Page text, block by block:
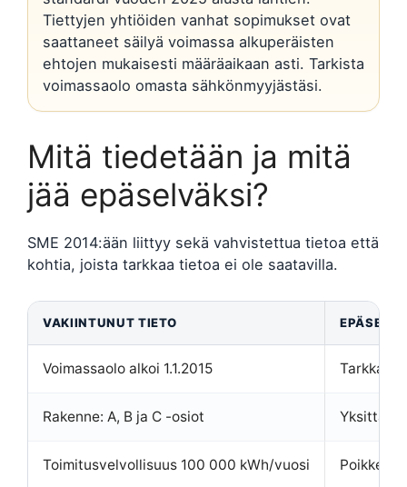
Tiettyjen yhtiöiden vanhat sopimukset ovat
saattaneet säilyä voimassa alkuperäisten
ehtojen mukaisesti määräaikaan asti. Tarkista
voimassaolo omasta sähkönmyyjästäsi.
Mitä tiedetään ja mitä
jää epäselväksi?
SME 2014:ään liittyy sekä vahvistettua tietoa että
kohtia, joista tarkkaa tietoa ei ole saatavilla.
VAKIINTUNUT TIETO
Voimassaolo alkoi 1.1.2015 Tarkka
Rakenne: A, B ja C -osiot
Toimitusvelvollisuus 100 000 kWh/vuosi